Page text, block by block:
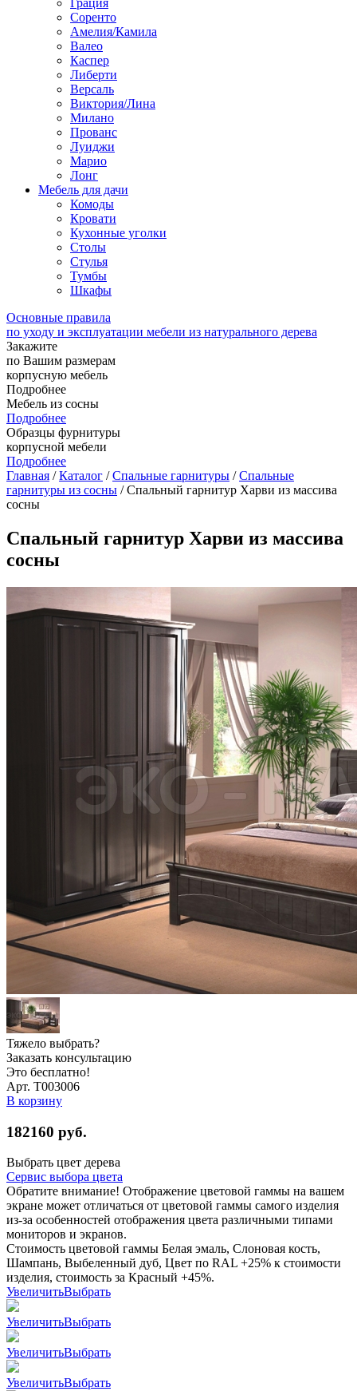
Грация
Соренто
Амелия/Камила
Валео
Каспер
Либерти
Версаль
Виктория/Лина
Милано
Прованс
Луиджи
Марио
Лонг
Мебель для дачи
Комоды
Кровати
Кухонные уголки
Столы
Стулья
Тумбы
Шкафы
Основные правила
по уходу и эксплуатации мебели из натурального дерева
Закажите
по Вашим размерам
корпусную мебель
Подробнее
Мебель из сосны
Подробнее
Образцы фурнитуры
корпусной мебели
Подробнее
Главная /Каталог /Спальные гарнитуры /Спальные
гарнитуры из сосны / Спальный гарнитур Харви из массива
сосны
Спальный гарнитур Харви из массива
сосны
Тяжело выбрать?
Заказать консультацию
Это бесплатно!
Арт. Т003006
В корзину
182160 руб.
Выбрать цвет дерева
Сервис выбора цвета
Обратите внимание! Отображение цветовой гаммы на вашем
экране может отличаться от цветовой гаммы самого изделия
из-за особенностей отображения цвета различными типами
мониторов и экранов.
Стоимость цветовой гаммы Белая эмаль, Слоновая кость,
Шампань, Выбеленный дуб, Цвет по RAL +25% к стоимости
изделия, стоимость за Красный +45%.
УвеличитьВыбрать
УвеличитьВыбрать
УвеличитьВыбрать
УвеличитьВыбрать